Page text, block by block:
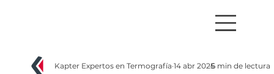
Kapter Expertos en Termografía 14 abr 20256 min de lectura